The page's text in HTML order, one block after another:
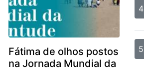
Fátima de olhos postos
na Jornada Mundial da
4
5